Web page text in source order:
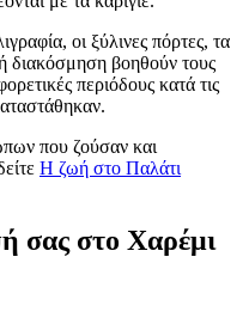
οι ξύλινες πόρτες, τα
διακόσμηση βοηθούν τους
περιόδους κατά τις
που ζούσαν και
Η ζωή στο Παλάτι
σας στο Χαρέμι